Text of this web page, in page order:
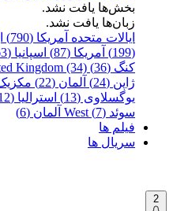
بخش‌ها یافت نشد.
زبان‌ها یافت نشد.
ایالات متحده آمریکا (790)
(199)
آمریکا (87) اسپانیا (63)
کنگ (36)
Kingdom (34)
ژاپن (24)
آلمان (22) مکزیک
یوگسلاوی (13)
استرالیا (12)
سوئد (7)
West آلمان (6)
فیلم ها
سریال ها
2